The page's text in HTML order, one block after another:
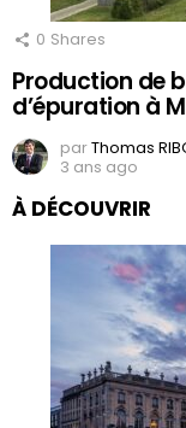
0 Shares
Production de
d’épuration à
parThomas
3 ans ago
À DÉCOUVRIR